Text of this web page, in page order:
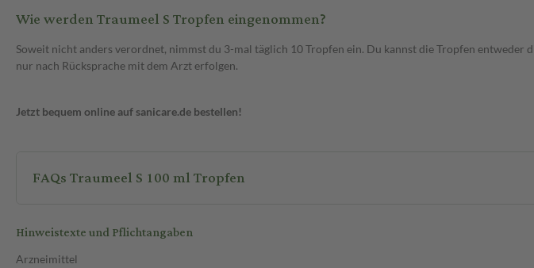
Wie werden Traumeel S Tropfen eingenommen?
Soweit nicht anders verordnet, nimmst du 3-mal täglich 10 Tropfen ein. Du kannst die Tropfen
nur nach Rücksprache mit dem Arzt erfolgen.
Jetzt bequem online auf sanicare.de bestellen!
FAQs Traumeel S 100 ml Tropfen
Hinweistexte und Pflichtangaben
Arzneimittel